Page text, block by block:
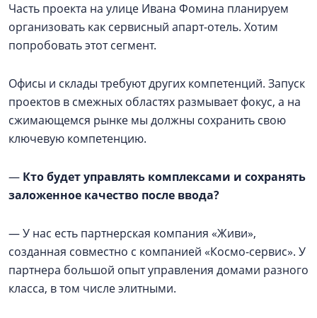
Часть проекта на улице Ивана Фомина планируем
организовать как сервисный апарт-отель. Хотим
попробовать этот сегмент.
Офисы и склады требуют других компетенций. Запуск
проектов в смежных областях размывает фокус, а на
сжимающемся рынке мы должны сохранить свою
ключевую компетенцию.
— Кто будет управлять комплексами и сохранять
заложенное качество после ввода?
— У нас есть партнерская компания «Живи»,
созданная совместно с компанией «Космо-сервис». У
партнера большой опыт управления домами разного
класса, в том числе элитными.